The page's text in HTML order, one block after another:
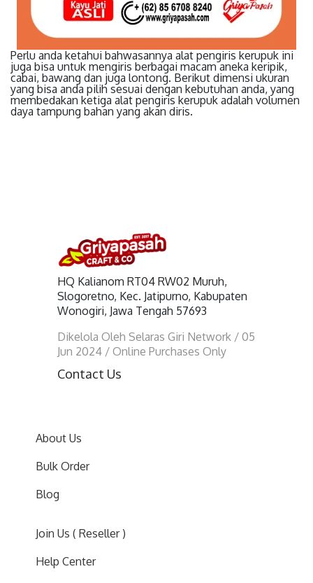
Perlu anda ketahui bahwasannya alat pengiris kerupuk ini
juga bisa untuk mengiris berbagai macam aneka keripik,
cabai, bawang dan juga lontong. Berikut dimensi ukuran
yang bisa anda pilih sesuai dengan kebutuhan anda, yang
membedakan ketiga alat pengiris kerupuk adalah volumen
daya tampung bahan yang akan diris.
HQ Kalianom RT04 RW02 Muruh,
Slogoretno, Kec. Jatipurno, Kabupaten
Wonogiri, Jawa Tengah 57693
Dikelola Oleh Selaras Giri Network / 05
Jun 2024 / Online Purchases Only
Contact Us
About Us
Bulk Order
Blog
Join Us ( Reseller )
Help Center